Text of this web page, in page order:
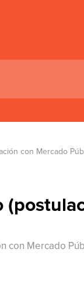
con Mercado
con Mercado